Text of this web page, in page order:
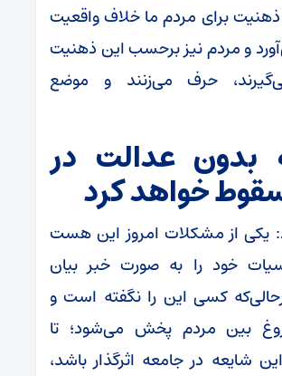
برای مردم ما خلاف واقعیت
و مردم نیز برحسب این ذهنیت
حرف می‌زنند و موضع
بدون عدالت در
خواهد کرد
یکی از مشکلات امروز این هست
خود را به صورت خبر بیان
کسی این را نگفته است و
بین مردم پخش می‌شود؛ تا
شایعه در جامعه اثرگذار باشد،